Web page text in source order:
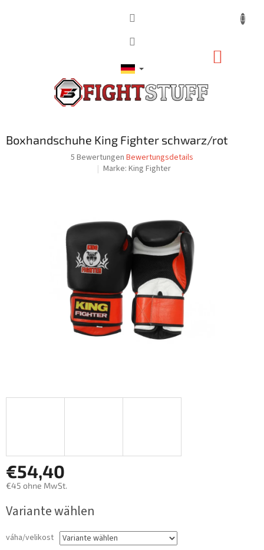
Boxhandschuhe King Fighter schwarz/rot
Die
durchschnittliche
5
5 Bewertungen Bewertungsdetails
Marke: King Fighter
€54,40
€45 ohne MwSt.
Variante wählen
váha/velikost